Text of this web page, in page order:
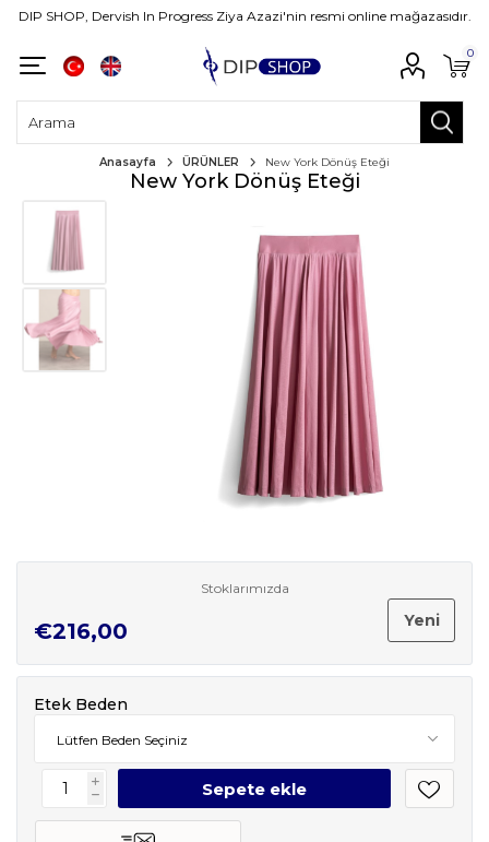
DIP SHOP, Dervish In Progress Ziya Azazi'nin resmi online mağazasıdır.
0
Anasayfa ÜRÜNLER New York Dönüş Eteği
New York Dönüş Eteği
Stoklarımızda
€216,00 Yeni
Etek Beden
i
h